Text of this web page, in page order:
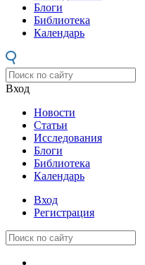
Блоги
Библиотека
Календарь
Вход
Новости
Статьи
Исследования
Блоги
Библиотека
Календарь
Вход
Регистрация